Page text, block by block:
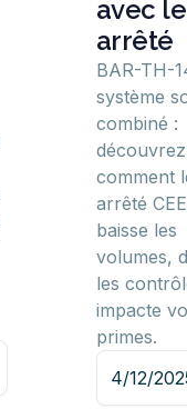
avec
arrêté
BAR-TH-
système
combiné :
découvrez
comment
arrêté CEE
baisse les
volumes,
les
impacte
primes.
4/12/